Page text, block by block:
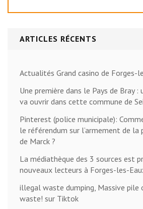
ARTICLES RÉCENTS
Actualités Grand casino de Forges-
Une première dans le Pays de Bray
va ouvrir dans cette commune de
Pinterest (police municipale):
le référendum sur l’armement de la
de Marck ?
La médiathèque des 3 sources est
nouveaux lecteurs à Forges-les-
illegal waste dumping, Massive
waste! sur Tiktok